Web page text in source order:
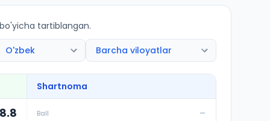
tartiblangan.
Shartnoma
Ball -